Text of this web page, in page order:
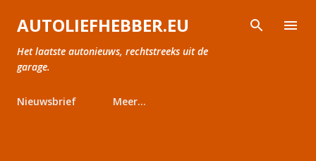
Doorgaan naar hoofdcontent
AUTOLIEFHEBBER.EU
Het laatste autonieuws, rechtstreeks uit de
garage.
Nieuwsbrief Meer…